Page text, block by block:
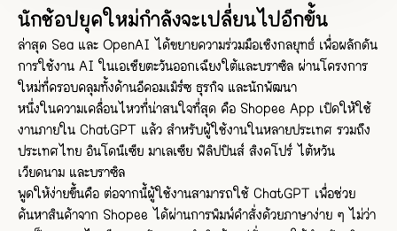
นักช้อปยุคใหม่กำลังจะเปลี่ยนไปอีกขั้น
ล่าสุด Sea และ OpenAI ได้ขยายความร่วมมือเชิงกลยุทธ์ เพื่อผลักดัน
การใช้งาน AI ในเอเชียตะวันออกเฉียงใต้และบราซิล ผ่านโครงการ
ใหม่ที่ครอบคลุมทั้งด้านอีคอมเมิร์ซ ธุรกิจ และนักพัฒนา
หนึ่งในความเคลื่อนไหวที่น่าสนใจที่สุด คือ Shopee App เปิดให้ใช้
งานภายใน ChatGPT แล้ว สำหรับผู้ใช้งานในหลายประเทศ รวมถึง
ประเทศไทย อินโดนีเซีย มาเลเซีย ฟิลิปปินส์ สิงคโปร์ ไต้หวัน
เวียดนาม และบราซิล
พูดให้ง่ายขึ้นคือ ต่อจากนี้ผู้ใช้งานสามารถใช้ ChatGPT เพื่อช่วย
ค้นหาสินค้าจาก Shopee ได้ผ่านการพิมพ์คำสั่งด้วยภาษาง่าย ๆ ไม่ว่า